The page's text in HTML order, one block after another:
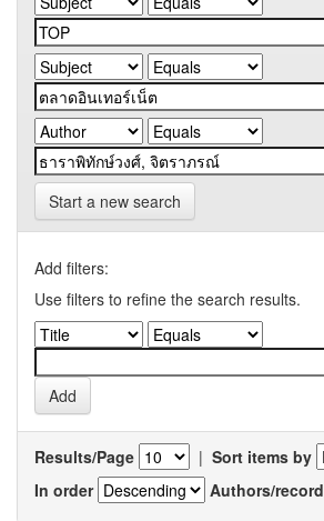
Start a new search
Add filters:
Use filters to refine the search results.
Results/Page | Sort items by
In order
Authors/record